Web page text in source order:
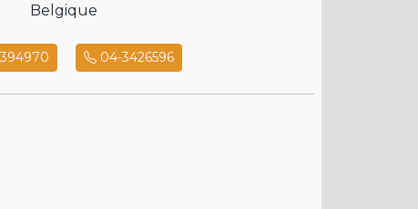
Belgique
04-3426596